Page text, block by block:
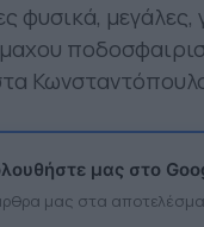
φυσικά, μεγάλες,
μας στο
μας στα